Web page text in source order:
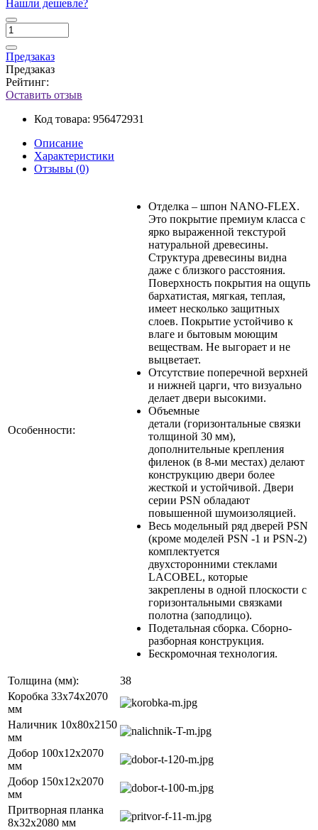
Нашли дешевле?
Предзаказ
Предзаказ
Рейтинг:
Оставить отзыв
Код товара: 956472931
Описание
Характеристики
Отзывы (0)
Особенности:
Отделка – шпон NANO-FLEX.
Это покрытие премиум класса с
ярко выраженной текстурой
натуральной древесины.
Структура древесины видна
даже с близкого расстояния.
Поверхность покрытия на ощупь
бархатистая, мягкая, теплая,
имеет несколько защитных
слоев. Покрытие устойчиво к
влаге и бытовым моющим
веществам. Не выгорает и не
выцветает.
Отсутствие поперечной верхней
и нижней царги, что визуально
делает двери высокими.
Объемные
детали (горизонтальные связки
толщиной 30 мм),
дополнительные крепления
филенок (в 8-ми местах) делают
конструкцию двери более
жесткой и устойчивой. Двери
серии PSN обладают
повышенной шумоизоляцией.
Весь модельный ряд дверей PSN
(кроме моделей PSN -1 и PSN-2)
комплектуется
двухсторонними стеклами
LACOBEL, которые
закреплены в одной плоскости с
горизонтальными связками
полотна (заподлицо).
Подетальная сборка. Сборно-
разборная конструкция.
Бескромочная технология.
Толщина (мм):
38
Коробка 33х74х2070
мм
Наличник 10x80x2150
мм
Добор 100х12х2070
мм
Добор 150х12х2070
мм
Притворная планка
8х32х2080 мм